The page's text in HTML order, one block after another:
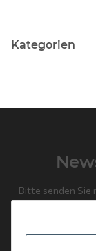
Kategorien
Bitte senden Sie
regelmäßig und